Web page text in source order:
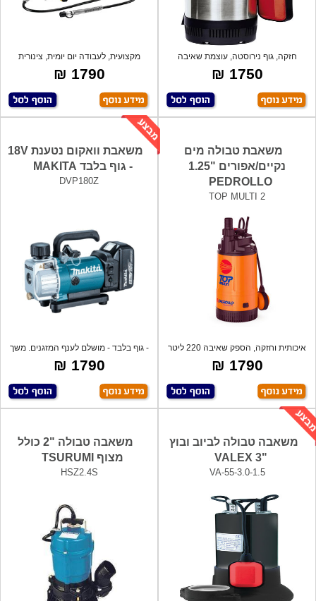
חזקה, גוף נירוסטה, עוצמת שאיבה
6,000 ליט
1750 ₪
מקצועית, לעבודה יום יומית, צינורית
גמישה
1790 ₪
משאבת טבולה מים
נקיים/אפורים "1.25
PEDROLLO
TOP MULTI 2
איכותית וחזקה, הספק שאיבה 220 ליטר
לדקה!
1790 ₪
משאבת וואקום נטענת 18V
- גוף בלבד MAKITA
DVP180Z
- גוף בלבד - מושלם לענף המזגנים. משך
ע
1790 ₪
משאבה טבולה לביוב ובוץ
"3 VALEX
VA-55-3.0-1.5
משאבה טבולה "2 כולל
מצוף TSURUMI
HSZ2.4S